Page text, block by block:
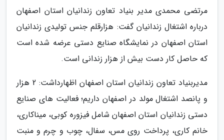
مرتضی محمدی مدیر بنیاد تعاون زندانیان استان اصفهان
درباره اشتغال زندانیان گفت: هزارقلم جنس تولیدی زندانیان
استان اصفهان در نمایشگاه صنایع دستی عرضه شده است
که حاصل کار دست بیش از هزار زندانی است.
مدیربنیاد تعاون زندانیان استان اصفهان اظهارداشت: 2 هزار
و پانصد اشتغال مولد در اصفهان داریم؛ فعالیت های صنایع
دستی زندانیان استان اصفهان شامل فیزوره کوبی، میناکاری،
خانم کاری، پرداخت روی مس، سفال، چوب و چرم و منبت